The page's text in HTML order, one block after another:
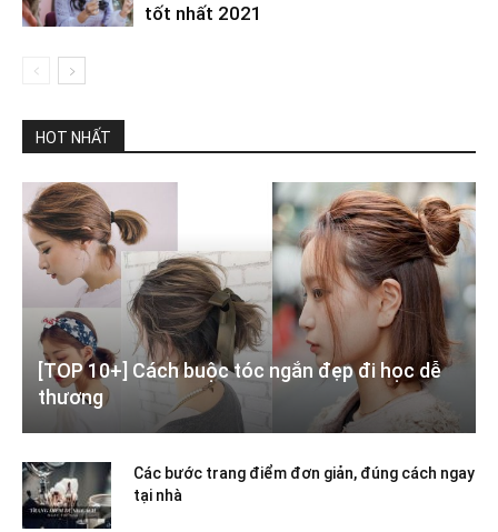
tốt nhất 2021
HOT NHẤT
[TOP 10+] Cách buộc tóc ngắn đẹp đi học dễ
thương
Các bước trang điểm đơn giản, đúng cách ngay
tại nhà